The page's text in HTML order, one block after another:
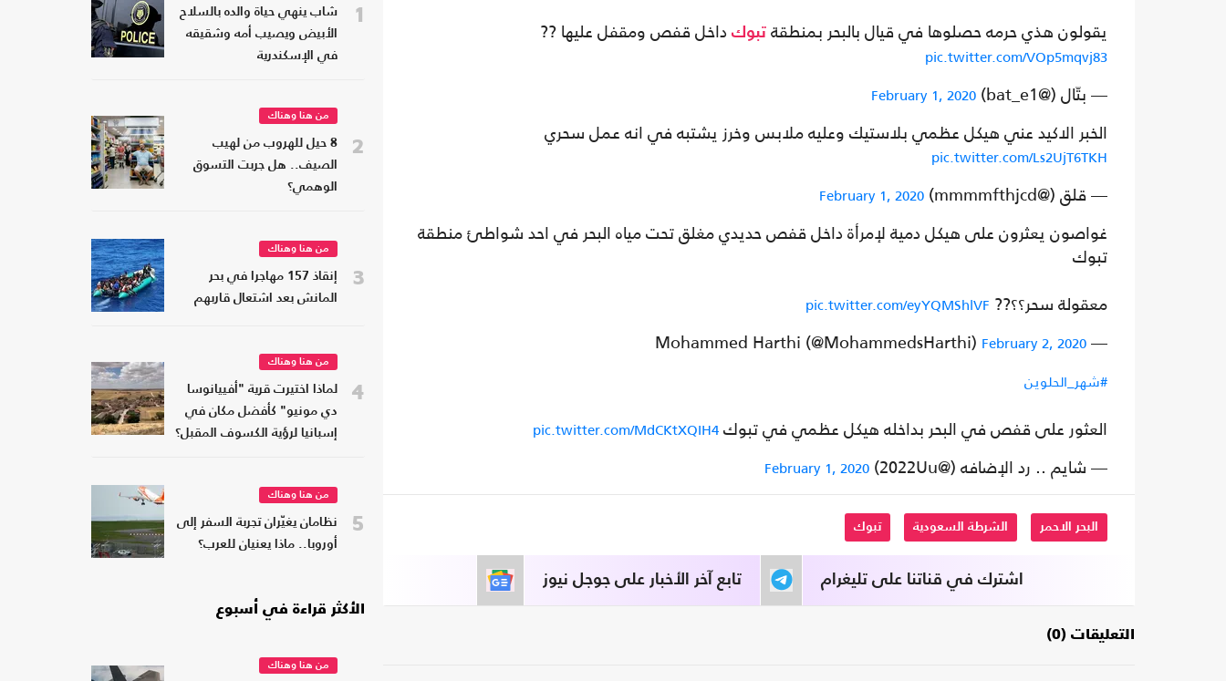
يقولون هذي حرمه حصلوها في قيال بالبحر بمنطقة تبوك داخل قفص ومقفل عليها ??
pic.twitter.com/VOp5mqvj83
— بتّال (@bat_e1) February 1, 2020
الخبر الاكيد عني هيكل عظمي بلاستيك وعليه ملابس وخرز يشتبه في انه عمل سحري
pic.twitter.com/Ls2UjT6TKH
— قلق (@mmmmfthjcd) February 1, 2020
غواصون يعثرون على هيكل دمية لإمرأة داخل قفص حديدي مغلق تحت مياه البحر في احد شواطئ منطقة
تبوك
معقولة سحر؟؟?? pic.twitter.com/eyYQMShlVF
— Mohammed Harthi (@MohammedsHarthi)
February 2, 2020
#شهر_الحلوين
العثور على قفص في البحر بداخله هيكل عظمي في تبوك pic.twitter.com/MdCKtXQIH4
— شايم .. رد الإضافه (@2022Uu) February 1, 2020
البحر الاحمر الشرطة السعودية تبوك
تابع آخر الأخبار على جوجل نيوز اشترك في قناتنا على تليغرام
التعليقات (0)
1
شاب ينهي حياة والده بالسلاح
الأبيض ويصيب أمه وشقيقه
في الإسكندرية
2
من هنا وهناك
8 حيل للهروب من لهيب
الصيف.. هل جربت التسوق
الوهمي؟
3
من هنا وهناك
إنقاذ 157 مهاجرا في بحر
المانش بعد اشتعال قاربهم
4
من هنا وهناك
لماذا اختيرت قرية "أفييانوسا
دي مونيو" كأفضل مكان في
إسبانيا لرؤية الكسوف المقبل؟
5
من هنا وهناك
نظامان يغيّران تجربة السفر إلى
أوروبا.. ماذا يعنيان للعرب؟
الأكثر قراءة في أسبوع
من هنا وهناك